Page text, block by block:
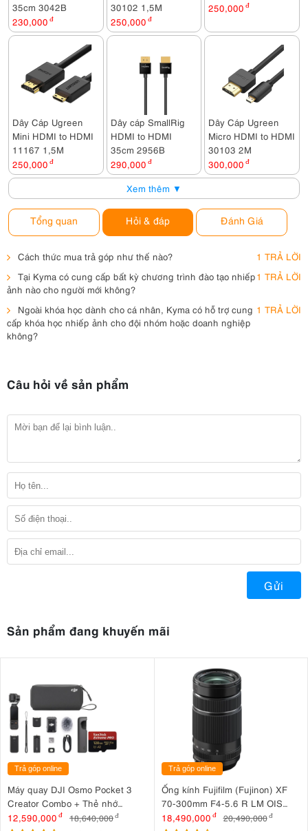
35cm 3042B
230,000 đ
30102 1,5M
250,000 đ
250,000 đ
Dây Cáp Ugreen
Mini HDMI to HDMI
11167 1,5M
250,000 đ
Dây cáp SmallRig
HDMI to HDMI
35cm 2956B
290,000 đ
Dây Cáp Ugreen
Micro HDMI to HDMI
30103 2M
300,000 đ
Xem thêm ▼
Tổng quan Hỏi & đáp Đánh Giá
Cách thức mua trả góp như thế nào?
1 TRẢ LỜI
Tại Kyma có cung cấp bất kỳ chương trình đào tạo nhiếp
ảnh nào cho người mới không?
1 TRẢ LỜI
Ngoài khóa học dành cho cá nhân, Kyma có hỗ trợ cung
cấp khóa học nhiếp ảnh cho đội nhóm hoặc doanh nghiệp
không?
1 TRẢ LỜI
Câu hỏi về sản phẩm
Gửi
Sản phẩm đang khuyến mãi
Trả góp online
Máy quay DJI Osmo Pocket 3
Creator Combo + Thẻ nhớ
MicroSDXC Sandisk Extreme
12,590,000 đ 18,640,000đ
Trả góp online
Ống kính Fujifilm (Fujinon) XF
70-300mm F4-5.6 R LM OIS
WR
18,490,000 đ 20,490,000 đ